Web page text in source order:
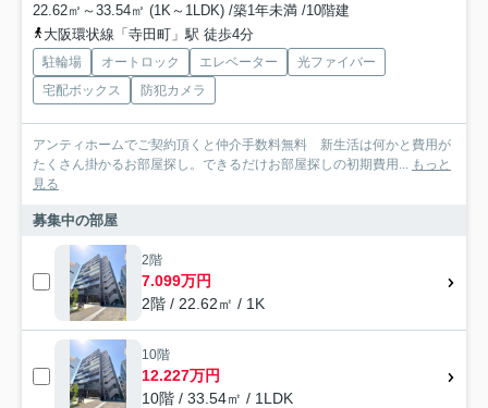
22.62㎡～33.54㎡ (1K～1LDK) /築1年未満 /10階建
大阪環状線「寺田町」駅 徒歩4分
駐輪場 オートロック エレベーター
光ファイバー
宅配ボックス
防犯カメラ
アンティホームでご契約頂くと仲介手数料無料 新生活は何かと費用が
たくさん掛かるお部屋探し。できるだけお部屋探しの初期費用...
もっと
見る
募集中の部屋
2階
7.099万円
2階 / 22.62㎡ / 1K
10階
12.227万円
10階 / 33.54㎡ / 1LDK